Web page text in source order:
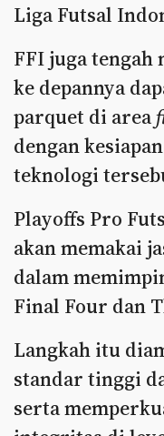
Liga Futsal
FFI juga tengah
ke depannya
parquet di area
dengan
teknologi
Playoffs Pro
akan memakai
dalam
Final Four dan
Langkah itu
standar tinggi
serta